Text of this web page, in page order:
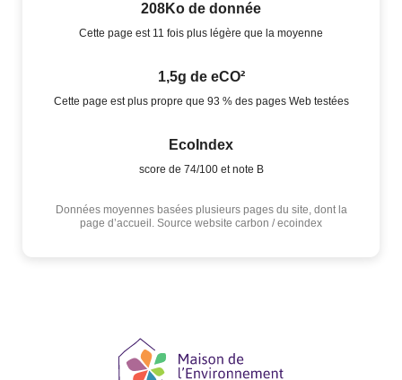
208Ko de donnée
Cette page est 11 fois plus légère que la moyenne
1,5g de eCO²
Cette page est plus propre que 93 % des pages Web testées
EcoIndex
score de 74/100 et note B
Données moyennes basées plusieurs pages du site, dont la
page d’accueil. Source website carbon / ecoindex